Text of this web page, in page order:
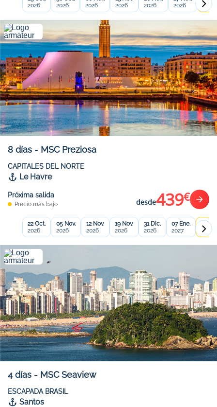
2026
2026
2026
2026
2026
2026
2026
8 días - MSC Preziosa
CAPITALES DEL NORTE
Le Havre
Próxima salida
Precio más bajo desde439€
22 Oct.
2026
05 Nov.
2026
12 Nov.
2026
19 Nov.
2026
31 Dic.
2026
07 Ene.
2027
14
2027
4 días - MSC Seaview
ESCAPADA BRASIL
Santos